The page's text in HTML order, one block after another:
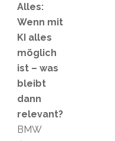
Alles:
Wenn mit
KI alles
möglich
ist – was
bleibt
dann
relevant?
BMW